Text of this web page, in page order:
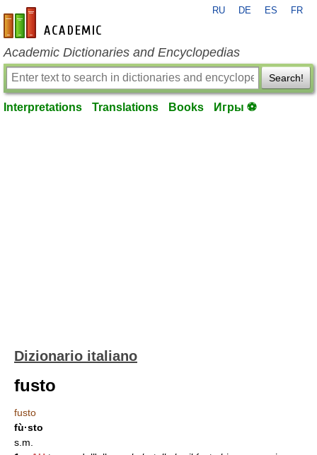
en-academic.com
RU DE ES FR
Academic Dictionaries and Encyclopedias
Search!
Interpretations Translations Books Игры ⚽
Dizionario italiano
fusto
fusto
fù·sto
s.m.